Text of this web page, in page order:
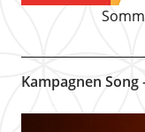
Kampagnen Song